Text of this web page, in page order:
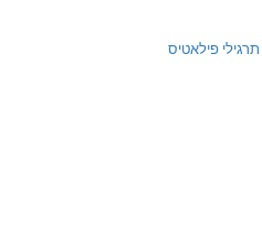
תרגילי פילאטיס